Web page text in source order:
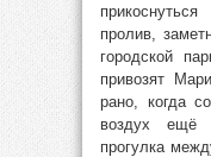
пролив,
городской
привозят
рано, когда
воздух ещё
прогулка